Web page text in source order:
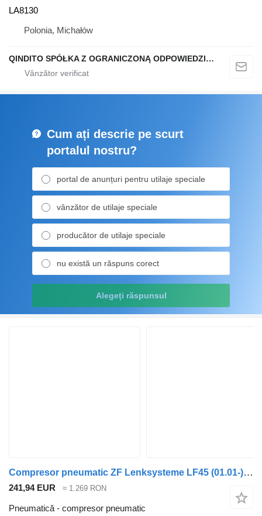
LA8130
Polonia, Michałów
QINDITO SPÓŁKA Z OGRANICZONĄ ODPOWIEDZIALNOŚCIĄ
Cum ați descrie pe scurt
portalul nostru?
portal de anunțuri pentru utilaje speciale
vânzător de utilaje speciale
producător de utilaje speciale
nu există un răspuns corect
Alegeți răspunsul
Compresor pneumatic ZF Lenksysteme LF45 (01.01-) K0084572 pentru cap tractor DAF LF45, LF55, LF180, CF65, CF75, CF85 (2001-)
241,94 EUR ≈ 1.269 RON
Pneumatică - compresor pneumatic